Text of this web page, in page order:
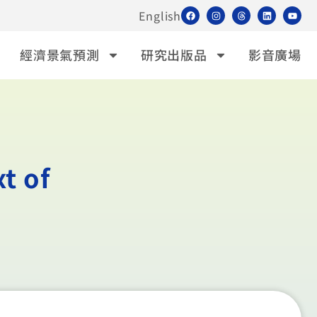
English
經濟景氣預測 研究出版品 影音廣場
of